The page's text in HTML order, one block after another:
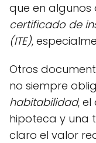
que en
certificado de
(ITE),
Otros
no siempre
habitabilidad,
hipoteca y una
claro el valor